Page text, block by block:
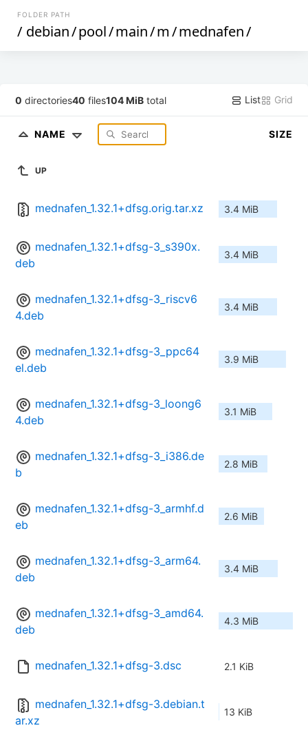
FOLDER PATH
/ debian/pool/main/m/mednafen/
0 directories40 files104 MiB total List Grid
NAME SIZE
UP
mednafen_1.32.1+dfsg.orig.tar.xz 3.4 MiB
mednafen_1.32.1+dfsg-3_s390x.
deb
3.4 MiB
mednafen_1.32.1+dfsg-3_riscv6
4.deb
3.4 MiB
mednafen_1.32.1+dfsg-3_ppc64
el.deb
3.9 MiB
mednafen_1.32.1+dfsg-3_loong6
4.deb
3.1 MiB
mednafen_1.32.1+dfsg-3_i386.de
b
2.8 MiB
mednafen_1.32.1+dfsg-3_armhf.d
eb
2.6 MiB
mednafen_1.32.1+dfsg-3_arm64.
deb
3.4 MiB
mednafen_1.32.1+dfsg-3_amd64.
deb
4.3 MiB
mednafen_1.32.1+dfsg-3.dsc 2.1 KiB
mednafen_1.32.1+dfsg-3.debian.t
ar.xz
13 KiB